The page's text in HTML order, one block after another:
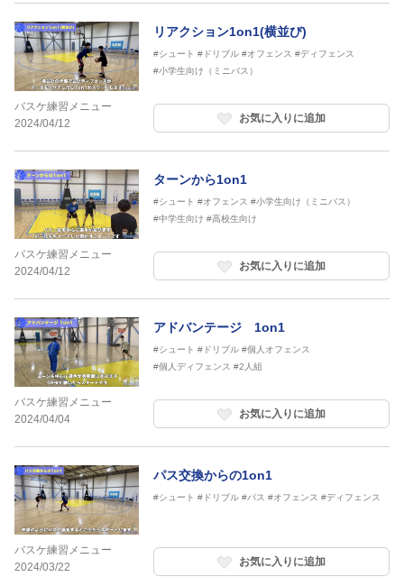
バスケ練習メニュー
2024/04/12
リアクション1on1(横並び)
#シュート #ドリブル #オフェンス #ディフェンス
#小学生向け（ミニバス）
お気に入りに追加
バスケ練習メニュー
2024/04/12
ターンから1on1
#シュート #オフェンス #小学生向け（ミニバス）
#中学生向け #高校生向け
お気に入りに追加
バスケ練習メニュー
2024/04/04
アドバンテージ 1on1
#シュート #ドリブル #個人オフェンス
#個人ディフェンス #2人組
お気に入りに追加
バスケ練習メニュー
2024/03/22
パス交換からの1on1
#シュート #ドリブル #パス #オフェンス #ディフェンス
お気に入りに追加